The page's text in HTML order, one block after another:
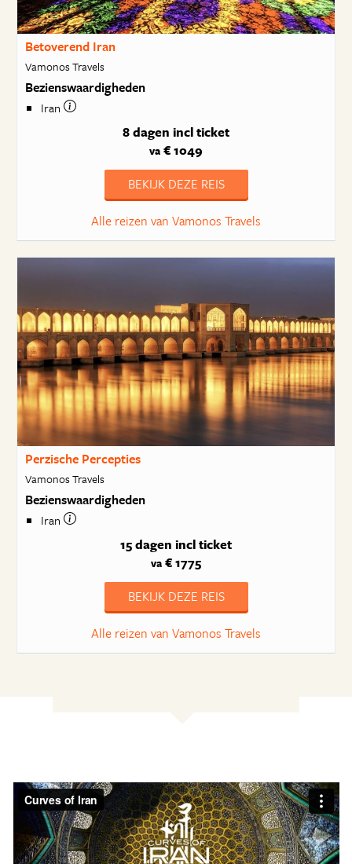
Betoverend Iran
Vamonos Travels
Bezienswaardigheden
Iran
8 dagen incl ticket
va € 1049
BEKIJK DEZE REIS
Alle reizen van Vamonos Travels
Perzische Percepties
Vamonos Travels
Bezienswaardigheden
Iran
15 dagen incl ticket
va € 1775
BEKIJK DEZE REIS
Alle reizen van Vamonos Travels